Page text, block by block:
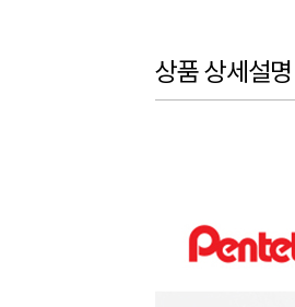
상품 상세설명